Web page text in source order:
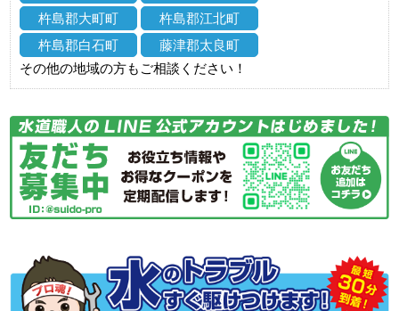
杵島郡大町町
杵島郡江北町
杵島郡白石町
藤津郡太良町
その他の地域の方もご相談ください！